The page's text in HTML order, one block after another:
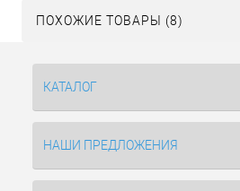
ПОХОЖИЕ ТОВАРЫ (8)
КАТАЛОГ
НАШИ ПРЕДЛОЖЕНИЯ